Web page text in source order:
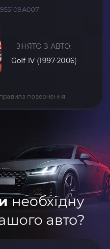
ЗНЯТО З АВТО:
Golf IV (1997-2006)
повернення
необхідну
авто?